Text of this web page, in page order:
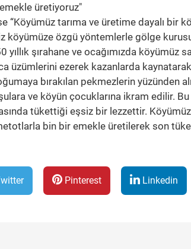
üretiyoruz"
“Köyümüz tarıma ve üretime dayalı bir
köyümüze özgü yöntemlerle gölge
şırahane ve ocağımızda köyümüz
üzümlerini ezerek kazanlarda
bırakılan pekmezlerin yüzünden
ve köyün çocuklarına ikram edilir.
tükettiği eşsiz bir lezzettir.
bin bir emekle üretilerek son
Pinterest Linkedin